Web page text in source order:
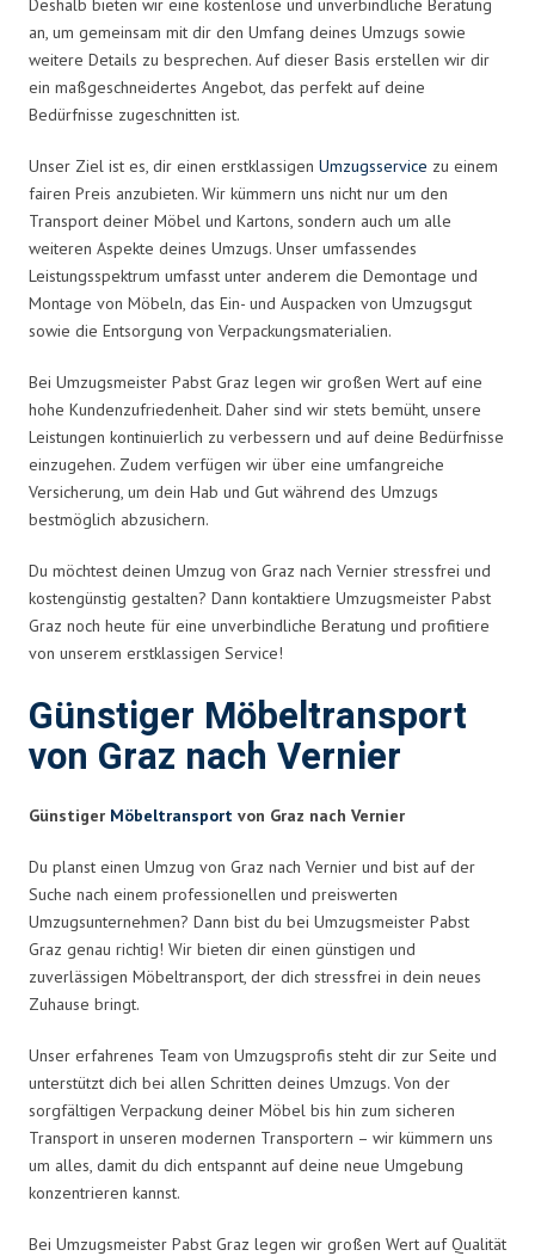
Deshalb bieten wir eine kostenlose und unverbindliche Beratung
an, um gemeinsam mit dir den Umfang deines Umzugs sowie
weitere Details zu besprechen. Auf dieser Basis erstellen wir dir
ein maßgeschneidertes Angebot, das perfekt auf deine
Bedürfnisse zugeschnitten ist.
Unser Ziel ist es, dir einen erstklassigen Umzugsservice zu einem
fairen Preis anzubieten. Wir kümmern uns nicht nur um den
Transport deiner Möbel und Kartons, sondern auch um alle
weiteren Aspekte deines Umzugs. Unser umfassendes
Leistungsspektrum umfasst unter anderem die Demontage und
Montage von Möbeln, das Ein- und Auspacken von Umzugsgut
sowie die Entsorgung von Verpackungsmaterialien.
Bei Umzugsmeister Pabst Graz legen wir großen Wert auf eine
hohe Kundenzufriedenheit. Daher sind wir stets bemüht, unsere
Leistungen kontinuierlich zu verbessern und auf deine Bedürfnisse
einzugehen. Zudem verfügen wir über eine umfangreiche
Versicherung, um dein Hab und Gut während des Umzugs
bestmöglich abzusichern.
Du möchtest deinen Umzug von Graz nach Vernier stressfrei und
kostengünstig gestalten? Dann kontaktiere Umzugsmeister Pabst
Graz noch heute für eine unverbindliche Beratung und profitiere
von unserem erstklassigen Service!
Günstiger Möbeltransport
von Graz nach Vernier
Günstiger Möbeltransport von Graz nach Vernier
Du planst einen Umzug von Graz nach Vernier und bist auf der
Suche nach einem professionellen und preiswerten
Umzugsunternehmen? Dann bist du bei Umzugsmeister Pabst
Graz genau richtig! Wir bieten dir einen günstigen und
zuverlässigen Möbeltransport, der dich stressfrei in dein neues
Zuhause bringt.
Unser erfahrenes Team von Umzugsprofis steht dir zur Seite und
unterstützt dich bei allen Schritten deines Umzugs. Von der
sorgfältigen Verpackung deiner Möbel bis hin zum sicheren
Transport in unseren modernen Transportern – wir kümmern uns
um alles, damit du dich entspannt auf deine neue Umgebung
konzentrieren kannst.
Bei Umzugsmeister Pabst Graz legen wir großen Wert auf Qualität